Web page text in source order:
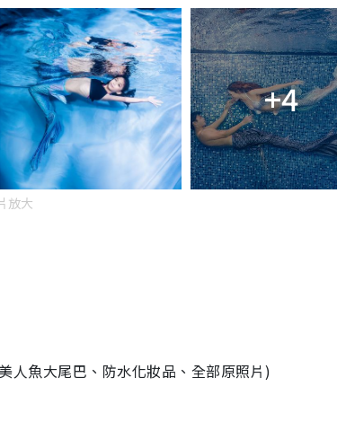
+4
放大
人魚大尾巴、防水化妝品、全部原照片)